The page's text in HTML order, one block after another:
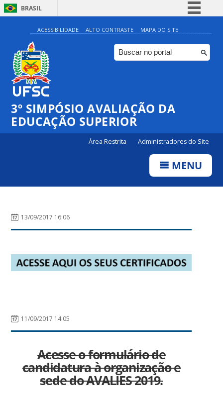
BRASIL
Simplifique!
Comunica BR
Participe
Canais
ACESSIBILIDADE ALTO CONTRASTE MAPA DO SITE
3º SIMPÓSIO AVALIAÇÃO DA
EDUCAÇÃO SUPERIOR
Área Restrita Administradores do Site
MENU
13/09/2017 16:06
11/09/2017 14:05
Acesse o formulário de
candidatura à organização e
sede do AVALIES 2019.